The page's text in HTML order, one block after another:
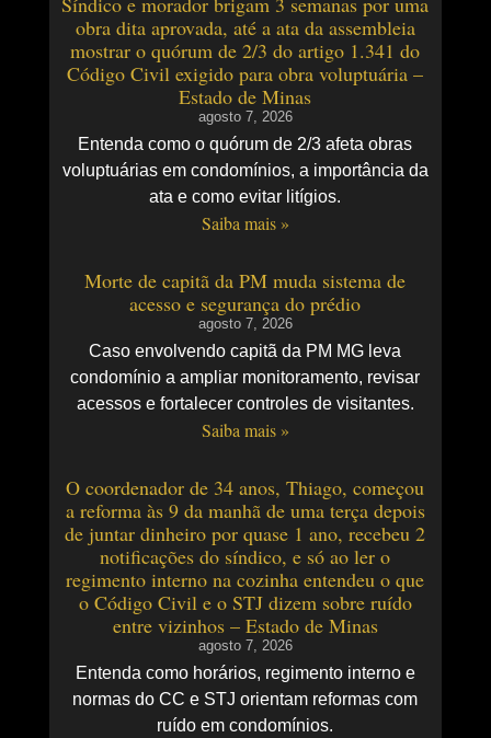
obra dita aprovada, até a ata da assembleia
mostrar o quórum de 2/3 do artigo 1.341 do
Código Civil exigido para obra voluptuária –
Estado de Minas
agosto 7, 2026
Entenda como o quórum de 2/3 afeta obras
voluptuárias em condomínios, a importância da
ata e como evitar litígios.
Saiba mais »
Morte de capitã da PM muda sistema de
acesso e segurança do prédio
agosto 7, 2026
Caso envolvendo capitã da PM MG leva
condomínio a ampliar monitoramento, revisar
acessos e fortalecer controles de visitantes.
Saiba mais »
O coordenador de 34 anos, Thiago, começou
a reforma às 9 da manhã de uma terça depois
de juntar dinheiro por quase 1 ano, recebeu 2
notificações do síndico, e só ao ler o
regimento interno na cozinha entendeu o que
o Código Civil e o STJ dizem sobre ruído
entre vizinhos – Estado de Minas
agosto 7, 2026
Entenda como horários, regimento interno e
normas do CC e STJ orientam reformas com
ruído em condomínios.